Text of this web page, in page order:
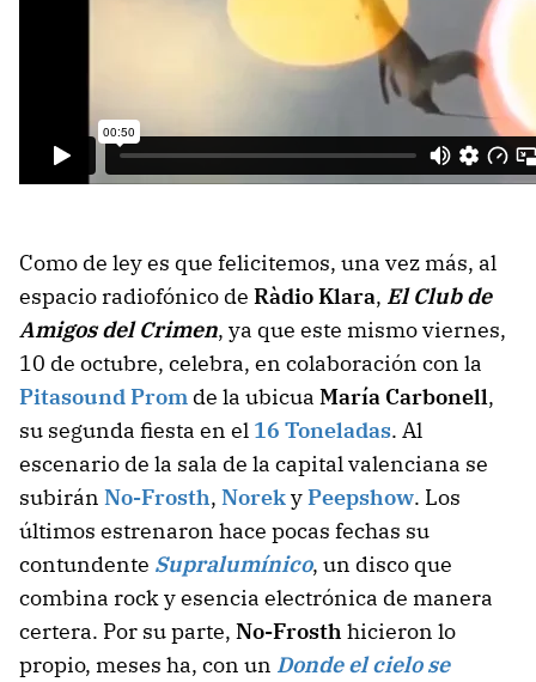
Como de ley es que felicitemos, una vez más, al
espacio radiofónico de Ràdio Klara, El Club de
Amigos del Crimen, ya que este mismo viernes,
10 de octubre, celebra, en colaboración con la
Pitasound Prom de la ubicua María Carbonell,
su segunda fiesta en el 16 Toneladas. Al
escenario de la sala de la capital valenciana se
subirán No-Frosth, NorekyPeepshow. Los
últimos estrenaron hace pocas fechas su
contundente Supralumínico, un disco que
combina rock y esencia electrónica de manera
certera. Por su parte, No-Frosth hicieron lo
propio, meses ha, con un Donde el cielo se